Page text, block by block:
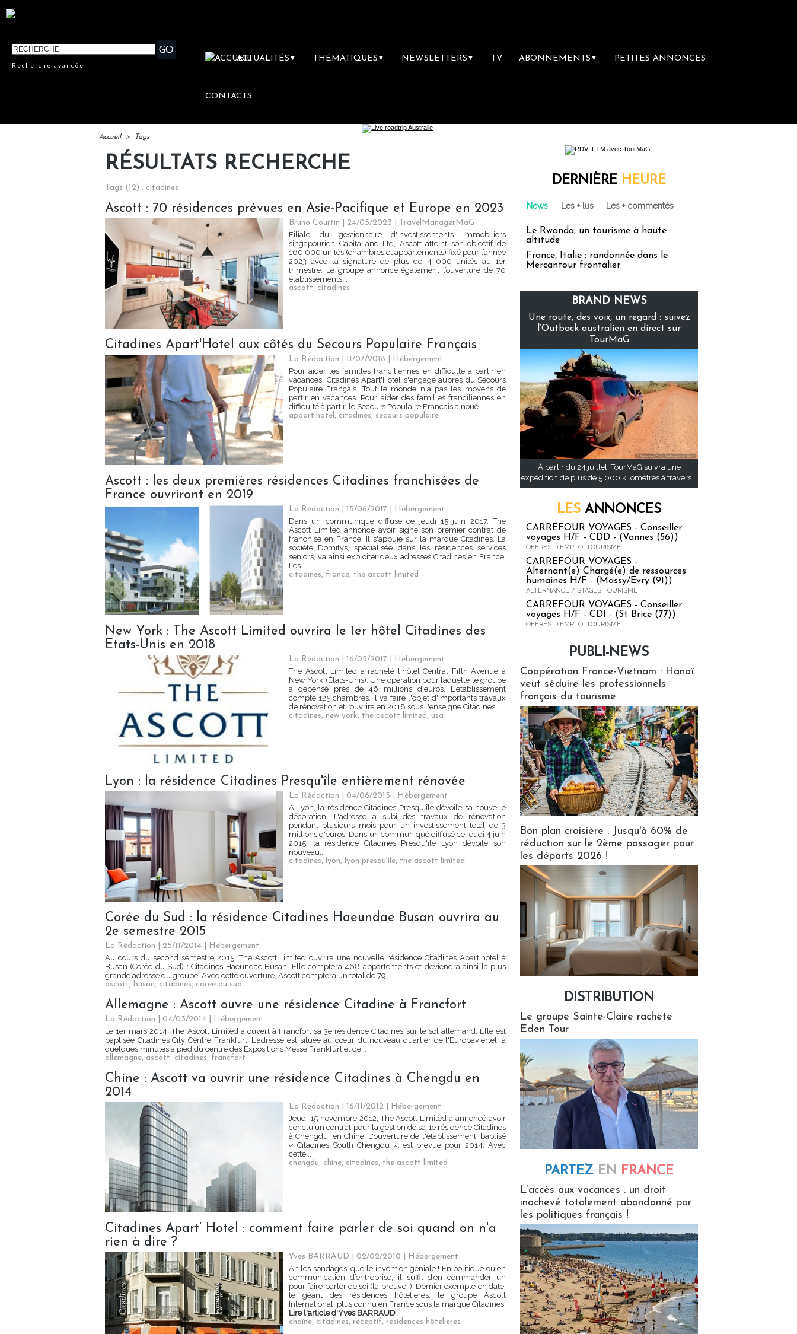
Recherche avancée
ACTUALITÉS ▼ THÉMATIQUES ▼ NEWSLETTERS ▼ TV ABONNEMENTS ▼ PETITES ANNONCES
CONTACTS
Accueil > Tags
RÉSULTATS RECHERCHE
Tags (12) : citadines
Ascott : 70 résidences prévues en Asie-Pacifique et Europe en 2023
Bruno Courtin | 24/05/2023
TravelManagerMaG
Filiale du gestionnaire d'investissements immobiliers
singapourien CapitaLand Ltd, Ascott atteint son objectif de
160 000 unités (chambres et appartements) fixé pour l’année
2023 avec la signature de plus de 4 000 unités au 1er
trimestre. Le groupe annonce également l’ouverture de 70
établissements...
ascott, citadines
Citadines Apart'Hotel aux côtés du Secours Populaire Français
La Rédaction | 11/07/2018
Hébergement
Pour aider les familles franciliennes en difficulté à partir en
vacances, Citadines Apart'Hotel s'engage auprès du Secours
Populaire Français. Tout le monde n'a pas les moyens de
partir en vacances. Pour aider des familles franciliennes en
difficulté à partir, le Secours Populaire Français a noué...
appart'hotel, citadines, secours populaire
Ascott : les deux premières résidences Citadines franchisées de
France ouvriront en 2019
La Rédaction | 15/06/2017
Hébergement
Dans un communiqué diffusé ce jeudi 15 juin 2017, The
Ascott Limited annonce avoir signé son premier contrat de
franchise en France. Il s'appuie sur la marque Citadines. La
société Domitys, spécialisée dans les résidences services
seniors, va ainsi exploiter deux adresses Citadines en France.
Les...
citadines, france, the ascott limited
New York : The Ascott Limited ouvrira le 1er hôtel Citadines des
Etats-Unis en 2018
La Rédaction | 16/05/2017
Hébergement
The Ascott Limited a racheté l'hôtel Central Fifth Avenue à
New York (États-Unis). Une opération pour laquelle le groupe
a dépensé près de 46 millions d'euros. L'établissement
compte 125 chambres. Il va faire l'objet d'importants travaux
de rénovation et rouvrira en 2018 sous l'enseigne Citadines....
citadines, new york, the ascott limited, usa
Lyon : la résidence Citadines Presqu'île entièrement rénovée
La Rédaction | 04/06/2015
Hébergement
A Lyon, la résidence Citadines Presqu'île dévoile sa nouvelle
décoration. L'adresse a subi des travaux de rénovation
pendant plusieurs mois pour un investissement total de 3
millions d'euros. Dans un communiqué diffusé ce jeudi 4 juin
2015, la résidence Citadines Presqu'île Lyon dévoile son
nouveau...
citadines, lyon, lyon presqu'ile, the ascott limited
Corée du Sud : la résidence Citadines Haeundae Busan ouvrira au
2e semestre 2015
La Rédaction | 25/11/2014
Hébergement
Au cours du second semestre 2015, The Ascott Limited ouvrira une nouvelle résidence Citadines Apart'hotel à
Busan (Corée du Sud) : Citadines Haeundae Busan. Elle comptera 468 appartements et deviendra ainsi la plus
grande adresse du groupe. Avec cette ouverture, Ascott comptera un total de 79...
ascott, busan, citadines, coree du sud
Allemagne : Ascott ouvre une résidence Citadine à Francfort
La Rédaction | 04/03/2014
Hébergement
Le 1er mars 2014, The Ascott Limited a ouvert à Francfort sa 3e résidence Citadines sur le sol allemand. Elle est
baptisée Citadines City Centre Frankfurt. L'adresse est située au cœur du nouveau quartier de l'Europaviertel, à
quelques minutes à pied du centre des Expositions Messe Frankfurt et de...
allemagne, ascott, citadines, francfort
Chine : Ascott va ouvrir une résidence Citadines à Chengdu en
2014
La Rédaction | 16/11/2012
Hébergement
Jeudi 15 novembre 2012, The Ascott Limited a annoncé avoir
conclu un contrat pour la gestion de sa 1e résidence Citadines
à Chengdu, en Chine. L'ouverture de l'établissement, baptisé
« Citadines South Chengdu », est prévue pour 2014. Avec
cette...
chengdu, chine, citadines, the ascott limited
Citadines Apart’ Hotel : comment faire parler de soi quand on n'a
rien à dire ?
Yves BARRAUD | 02/02/2010
Hébergement
Ah les sondages, quelle invention géniale ! En politique ou en
communication d’entreprise, il suffit d’en commander un
pour faire parler de soi (la preuve !). Dernier exemple en date,
le géant des résidences hôtelières, le groupe Ascott
International, plus connu en France sous la marque Citadines.
Lire l'article d'Yves BARRAUD
chaîne, citadines, réceptif, résidences hôtelières
DERNIÈRE HEURE
News Les + lus Les + commentés
Le Rwanda, un tourisme à haute
altitude
France, Italie : randonnée dans le
Mercantour frontalier
BRAND NEWS
Une route, des voix, un regard : suivez
l’Outback australien en direct sur
TourMaG
À partir du 24 juillet, TourMaG suivra une
expédition de plus de 5 000 kilomètres à travers...
LES ANNONCES
CARREFOUR VOYAGES - Conseiller
voyages H/F - CDD - (Vannes (56))
OFFRES D'EMPLOI TOURISME
CARREFOUR VOYAGES -
Alternant(e) Chargé(e) de ressources
humaines H/F - (Massy/Evry (91))
ALTERNANCE / STAGES TOURISME
CARREFOUR VOYAGES - Conseiller
voyages H/F - CDI - (St Brice (77))
OFFRES D'EMPLOI TOURISME
PUBLI-NEWS
Coopération France-Vietnam : Hanoï
veut séduire les professionnels
français du tourisme
Bon plan croisière : Jusqu'à 60% de
réduction sur le 2ème passager pour
les départs 2026 !
DISTRIBUTION
Le groupe Sainte-Claire rachète
Eden Tour
PARTEZ EN FRANCE
L’accès aux vacances : un droit
inachevé totalement abandonné par
les politiques français !